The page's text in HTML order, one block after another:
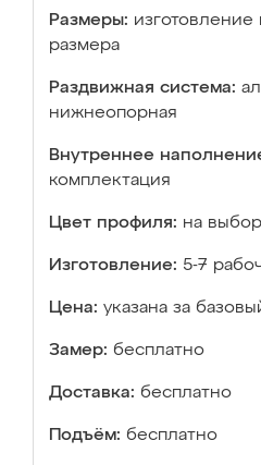
Размеры:
размера
Раздвижная система:
нижнеопорная
Внутреннее
комплектация
Цвет профиля: на выбор
Изготовление: 5-7
Цена: указана за
Замер: бесплатно
Доставка: бесплатно
Подъём: бесплатно